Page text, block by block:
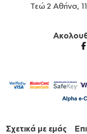
Τεώ 2 Αθήνα,
Σχετικά με εμάς